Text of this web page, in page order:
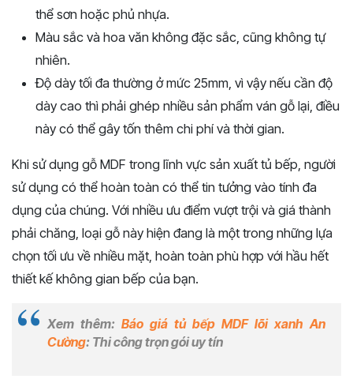
thể sơn hoặc phủ nhựa.
Màu sắc và hoa văn không đặc sắc, cũng không tự
nhiên.
Độ dày tối đa thường ở mức 25mm, vì vậy nếu cần độ
dày cao thì phải ghép nhiều sản phẩm ván gỗ lại, điều
này có thể gây tốn thêm chi phí và thời gian.
Khi sử dụng gỗ MDF trong lĩnh vực sản xuất tủ bếp, người
sử dụng có thể hoàn toàn có thể tin tưởng vào tính đa
dụng của chúng. Với nhiều ưu điểm vượt trội và giá thành
phải chăng, loại gỗ này hiện đang là một trong những lựa
chọn tối ưu về nhiều mặt, hoàn toàn phù hợp với hầu hết
thiết kế không gian bếp của bạn.
Xem thêm: Báo giá tủ bếp MDF lõi xanh An
Cường: Thi công trọn gói uy tín